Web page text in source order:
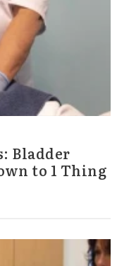
Bladder
to 1 Thing